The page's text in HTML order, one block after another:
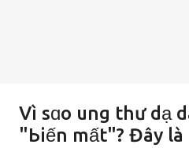
Vì sɑo ung thư dạ
"Ьiến mất"? Đây là